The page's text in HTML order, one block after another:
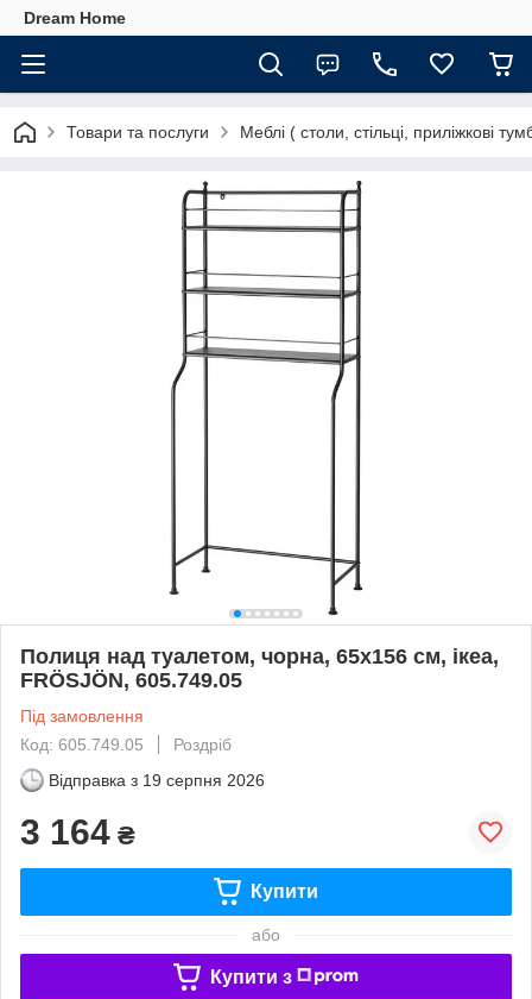
Dream Home
Товари та послуги Меблі ( столи, стільці, приліжкові
Полиця над туалетом, чорна, 65x156 см, ікеа,
FRÖSJÖN, 605.749.05
Під замовлення
Код: 605.749.05
Роздріб
Відправка з 19 серпня 2026
3 164 ₴
Купити
або
Купити з